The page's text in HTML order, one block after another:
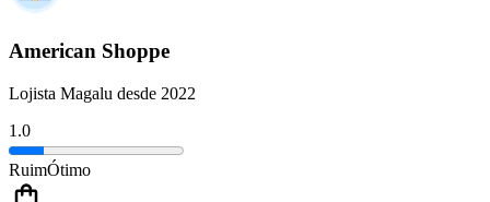
American Shoppe
Lojista Magalu desde 2022
1.0
RuimÓtimo